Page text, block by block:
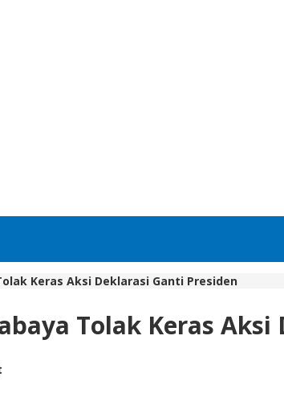
Keras Aksi Deklarasi Ganti Presiden
Tolak Keras